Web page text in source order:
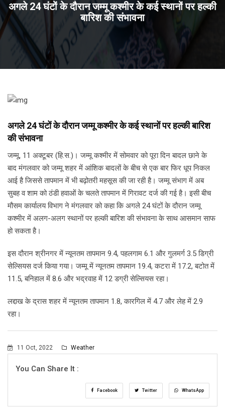
अगले 24 घंटों के दौरान जम्मू कश्मीर के कई स्थानों पर हल्की
बारिश की संभावना
अगले 24 घंटों के दौरान जम्मू कश्मीर के कई स्थानों पर हल्की बारिश
की संभावना
जम्मू, 11 अक्टूबर (हि.स.)। जम्मू कश्मीर में सोमवार को पूरा दिन बादल छाने के
बाद मंगलवार को जम्मू शहर में आंशिक बादलों के बीच से एक बार फिर धूप निकल
आई है जिससे तापमान में भी बढ़ोतरी महसूस की जा रही है। जम्मू संभाग में अब
सुबह व शाम को ठंडी हवाओं के चलते तापमान में गिरावट दर्ज की गई है। इसी बीच
मौसम कार्यालय विभाग ने मंगलवार को कहा कि अगले 24 घंटों के दौरान जम्मू
कश्मीर में अलग-अलग स्थानों पर हल्की बारिश की संभावना के साथ आसमान साफ
हो सकता है।
इस दौरान श्रीनगर में न्यूनतम तापमान 9.4, पहलगाम 6.1 और गुलमर्ग 3.5 डिग्री
सेल्सियस दर्ज किया गया। जम्मू में न्यूनतम तापमान 19.4, कटरा में 17.2, बटोत में
11.5, बनिहाल में 8.6 और भद्रवाह में 12 डग्री सेल्सियस रहा।
लद्दाख के द्रास शहर में न्यूनतम तापमान 1.8, कारगिल में 4.7 और लेह में 2.9
रहा।
11 Oct, 2022 Weather
You Can Share It :
Facebook Twitter WhatsApp